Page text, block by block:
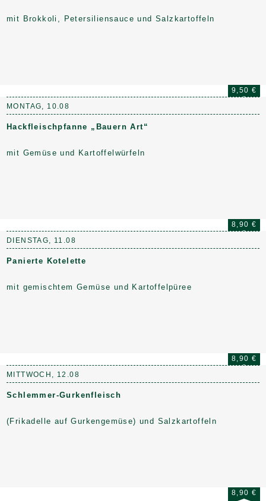
mit Brokkoli, Petersiliensauce und Salzkartoffeln
9,50 €
MONTAG, 10.08
Hackfleischpfanne „Bauern Art“
mit Gemüse und Kartoffelwürfeln
8,90 €
DIENSTAG, 11.08
Panierte Kotelette
mit gemischtem Gemüse und Kartoffelpüree
8,90 €
MITTWOCH, 12.08
Schlemmer-Gurkenfleisch
(Frikadelle auf Gurkengemüse) und Salzkartoffeln
8,90 €